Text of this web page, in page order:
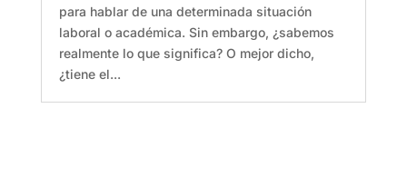
para hablar de una determinada situación
laboral o académica. Sin embargo, ¿sabemos
realmente lo que significa? O mejor dicho,
¿tiene el...